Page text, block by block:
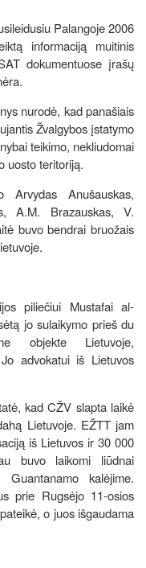
Palangoje 2006
informaciją muitinis
dokumentuose įrašų
nurodė, kad panašiais
Žvalgybos įstatymo
teikimo, nekliudomai
uosto teritoriją.
Arvydas Anušauskas,
A.M. Brazauskas, V.
buvo bendrai bruožais
piliečiui Mustafai al-
jo sulaikymo prieš du
objekte Lietuvoje,
advokatui iš Lietuvos
kad CŽV slapta laikė
Lietuvoje. EŽTT jam
iš Lietuvos ir 30 000
buvo laikomi liūdnai
Guantanamo kalėjime.
prie Rugsėjo 11-osios
o juos išgaudama